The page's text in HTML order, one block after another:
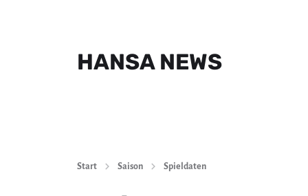
HANSA NEWS
Start Saison Spieldaten